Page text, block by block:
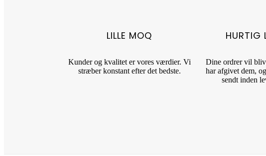
LILLE MOQ
Kunder og kvalitet er vores værdier. Vi
stræber konstant efter det bedste.
HURTIG
Dine ordrer vil
har afgivet dem,
sendt inden